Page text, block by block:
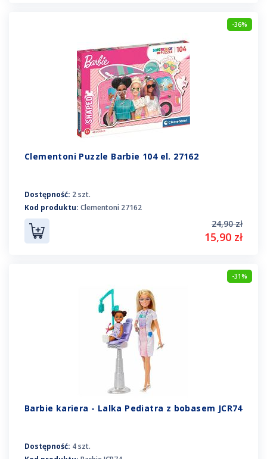
-36%
Clementoni Puzzle Barbie 104 el. 27162
Dostępność: 2 szt.
Kod produktu: Clementoni 27162
24,90 zł
15,90 zł
-31%
Barbie kariera - Lalka Pediatra z bobasem JCR74
Dostępność: 4 szt.